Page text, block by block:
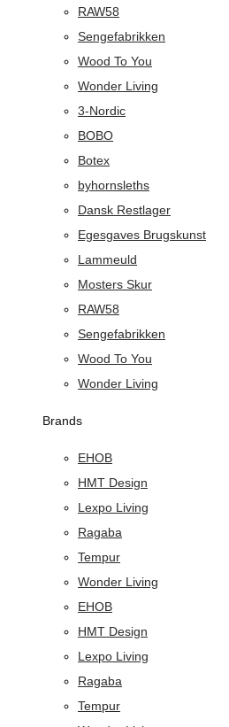
RAW58
Sengefabrikken
Wood To You
Wonder Living
3-Nordic
BOBO
Botex
byhornsleths
Dansk Restlager
Egesgaves Brugskunst
Lammeuld
Mosters Skur
RAW58
Sengefabrikken
Wood To You
Wonder Living
Brands
EHOB
HMT Design
Lexpo Living
Ragaba
Tempur
Wonder Living
EHOB
HMT Design
Lexpo Living
Ragaba
Tempur